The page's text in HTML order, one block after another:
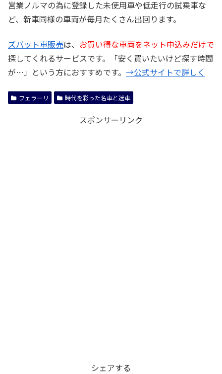
営業ノルマの為に登録した未使用車や低走行の試乗車な
ど、新車同様の車両が毎月たくさん出回ります。
ズバット車販売は、 お買い得な車両をネット申込みだけで
探してくれるサービスです。「安く買いたいけど探す時間
が…」という方におすすめです。 →公式サイトで詳しく
フェラーリ 時代を彩った名車と迷車
スポンサーリンク
シェアする